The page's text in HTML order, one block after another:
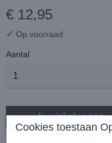
€ 12,95
✓ Op voorraad
Aantal
In winkelwagen
Cookies toestaan